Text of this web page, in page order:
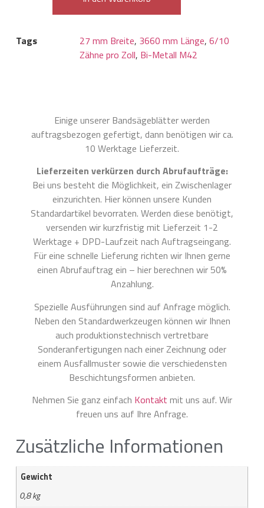
Tags 27 mm Breite, 3660 mm Länge, 6/10
Zähne pro Zoll, Bi-Metall M42
Zusätzliche Informationen
Gewicht
0,8 kg
Einige unserer Bandsägeblätter werden
auftragsbezogen gefertigt, dann benötigen wir ca.
10 Werktage Lieferzeit.
Lieferzeiten verkürzen durch Abrufaufträge:
Bei uns besteht die Möglichkeit, ein Zwischenlager
einzurichten. Hier können unsere Kunden
Standardartikel bevorraten. Werden diese benötigt,
versenden wir kurzfristig mit Lieferzeit 1-2
Werktage + DPD-Laufzeit nach Auftragseingang.
Für eine schnelle Lieferung richten wir Ihnen gerne
einen Abrufauftrag ein – hier berechnen wir 50%
Anzahlung.
Spezielle Ausführungen sind auf Anfrage möglich.
Neben den Standardwerkzeugen können wir Ihnen
auch produktionstechnisch vertretbare
Sonderanfertigungen nach einer Zeichnung oder
einem Ausfallmuster sowie die verschiedensten
Beschichtungsformen anbieten.
Nehmen Sie ganz einfach Kontakt mit uns auf. Wir
freuen uns auf Ihre Anfrage.